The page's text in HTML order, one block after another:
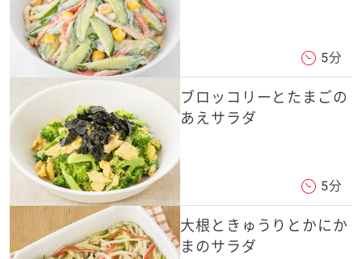
5分
ブロッコリーとたまごの
あえサラダ
5分
大根ときゅうりとかにか
まのサラダ